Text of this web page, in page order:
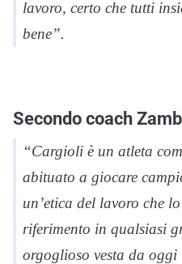
lavoro, certo che tutti
bene”.
Secondo coach
“Cargioli è un atleta
abituato a giocare
un’etica del lavoro che
riferimento in qualsiasi
orgoglioso vesta da